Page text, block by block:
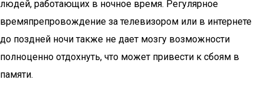
людей, работающих в ночное время. Регулярное
времяпрепровождение за телевизором или в интернете
до поздней ночи также не дает мозгу возможности
полноценно отдохнуть, что может привести к сбоям в
памяти.